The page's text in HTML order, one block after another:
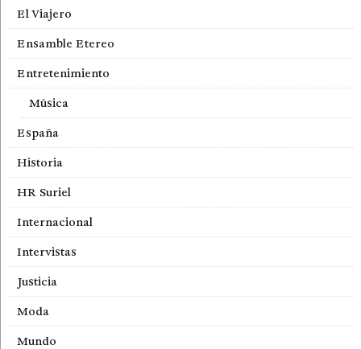
El Viajero
Ensamble Etereo
Entretenimiento
Música
España
Historia
HR Suriel
Internacional
Intervistas
Justicia
Moda
Mundo